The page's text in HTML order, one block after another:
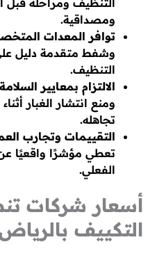
ومصداقية.
توافر المعدات
وشفط متقدمة دليل
التنظيف.
الالتزام بمعايير
ومنع انتشار الغبار
تجاهله.
التقييمات وتجارب
تعطي مؤشرًا واقعيًا
الفعلي.
أسعار شركات
التكييف